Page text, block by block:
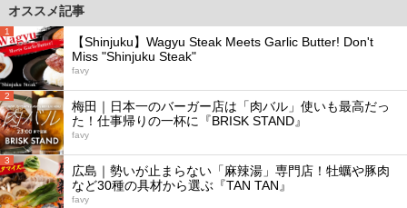
オススメ記事
1
【Shinjuku】Wagyu Steak Meets Garlic Butter! Don't
Miss "Shinjuku Steak"
favy
2
梅田｜日本一のバーガー店は「肉バル」使いも最高だっ
た！仕事帰りの一杯に『BRISK STAND』
favy
3
広島｜勢いが止まらない「麻辣湯」専門店！牡蠣や豚肉
など30種の具材から選ぶ『TAN TAN』
favy